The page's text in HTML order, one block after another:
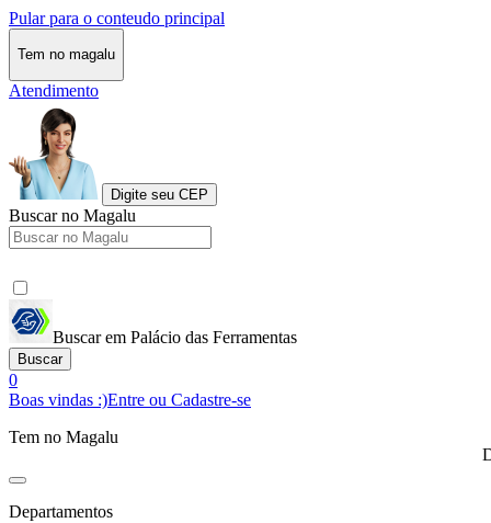
Pular para o conteudo principal
Tem no magalu
Atendimento
Digite seu CEP
Buscar no Magalu
Buscar em Palácio das Ferramentas
Buscar
0
Boas vindas :)Entre ou Cadastre-se
Tem no Magalu
Departamentos